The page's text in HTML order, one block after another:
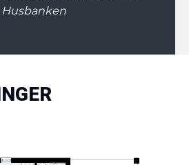
Husbanken